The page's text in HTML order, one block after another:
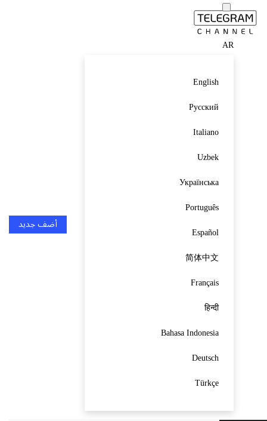
AR
English
Русский
Italiano
Uzbek
Українська
Português
Español
简体中文
Français
हिन्दी
Bahasa Indonesia
Deutsch
Türkçe
أضف جديد